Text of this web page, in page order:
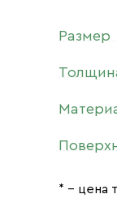
Размер
* – цена